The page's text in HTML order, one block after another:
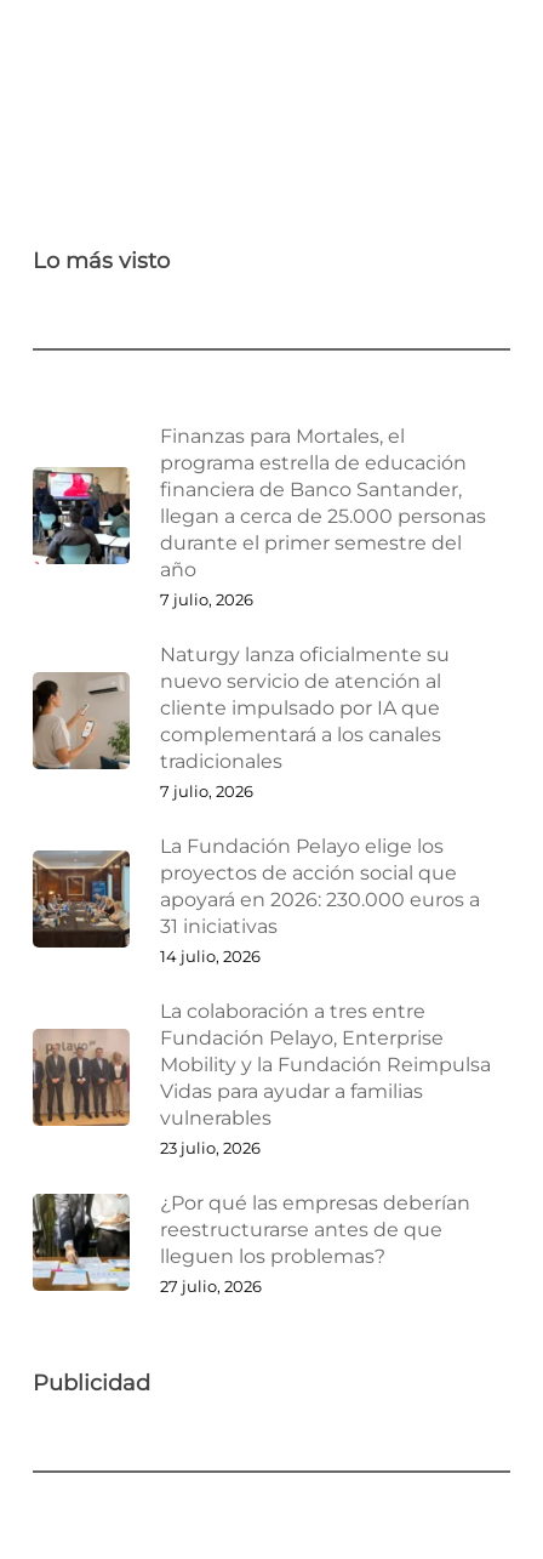
Lo más visto
Finanzas para Mortales, el
programa estrella de educación
financiera de Banco Santander,
llegan a cerca de 25.000 personas
durante el primer semestre del
año
7 julio, 2026
Naturgy lanza oficialmente su
nuevo servicio de atención al
cliente impulsado por IA que
complementará a los canales
tradicionales
7 julio, 2026
La Fundación Pelayo elige los
proyectos de acción social que
apoyará en 2026: 230.000 euros a
31 iniciativas
14 julio, 2026
La colaboración a tres entre
Fundación Pelayo, Enterprise
Mobility y la Fundación Reimpulsa
Vidas para ayudar a familias
vulnerables
23 julio, 2026
¿Por qué las empresas deberían
reestructurarse antes de que
lleguen los problemas?
27 julio, 2026
Publicidad